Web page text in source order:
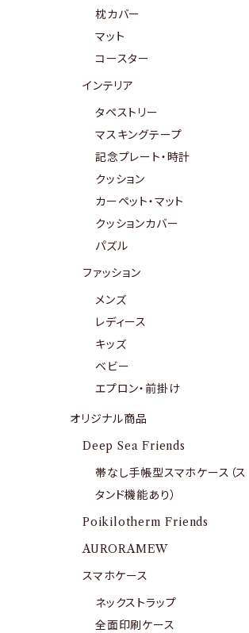
枕カバー
マット
コースター
インテリア
タペストリー
マスキングテープ
記念プレート・時計
クッション
カーペット・マット
クッションカバー
パズル
ファッション
メンズ
レディース
キッズ
ベビー
エプロン・前掛け
オリジナル商品
Deep Sea Friends
帯なし手帳型スマホケース（ス
タンド機能あり）
Poikilotherm Friends
AURORAMEW
スマホケース
ネックストラップ
全面印刷ケース